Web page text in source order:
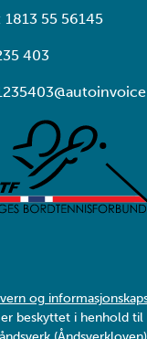
55 56145
403
og
beskyttet i henhold